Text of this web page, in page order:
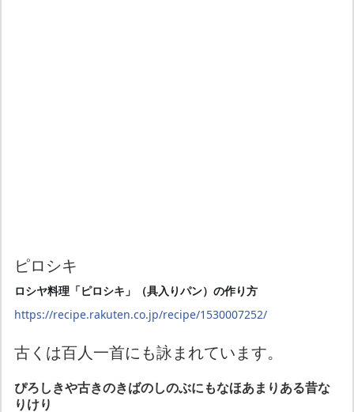
ピロシキ
ロシヤ料理「ピロシキ」（具入りパン）の作り方
https://recipe.rakuten.co.jp/recipe/1530007252/
古くは百人一首にも詠まれています。
ぴろしきや古きのきばのしのぶにもなほあまりある昔な
りけり